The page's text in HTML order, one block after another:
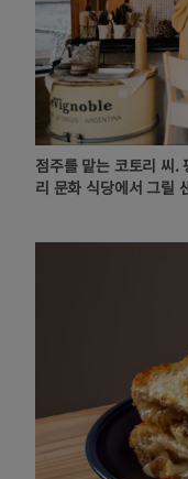
점주를 맡는 코토리 씨.
리 문화 식당에서 그릴